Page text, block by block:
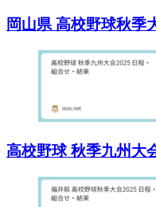
岡山県 高校野球秋季
高校野球 秋季九州大